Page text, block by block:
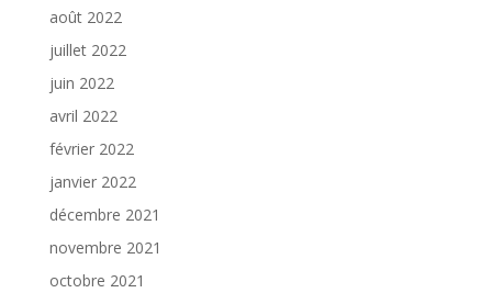
août 2022
juillet 2022
juin 2022
avril 2022
février 2022
janvier 2022
décembre 2021
novembre 2021
octobre 2021